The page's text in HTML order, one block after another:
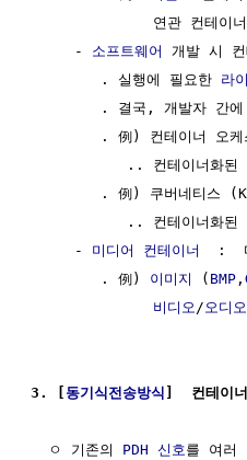
연관 컨테
     -
소프트웨어
개발 시
        . 실행에 필요한
라
. 결국, 개발자 간에
. 例) 컨테이너 오
           .. 컨테이너화된
. 例) 쿠버네티스
           .. 컨테이너화된
     -
미디어 컨테이너
:
        . 例)
이미지 ( BMP ,
비디오 / 오디오
3. [ 동기식전송방식 ]  컨테이
  ㅇ 기존의
PDH 신호를 여러